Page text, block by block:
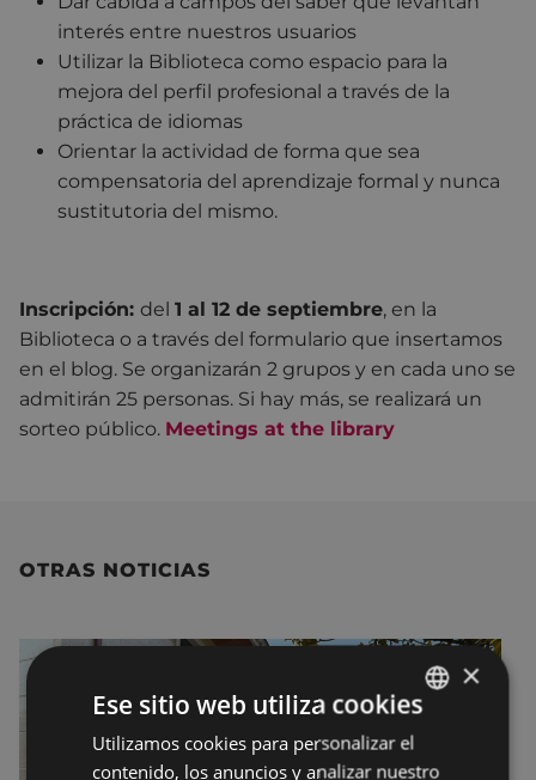
interés entre nuestros usuarios
Utilizar la Biblioteca como espacio para la
mejora del perfil profesional a través de la
práctica de idiomas
Orientar la actividad de forma que sea
compensatoria del aprendizaje formal y nunca
sustitutoria del mismo.
Inscripción: del 1 al 12 de septiembre, en la
Biblioteca o a través del formulario que insertamos
en el blog. Se organizarán 2 grupos y en cada uno se
admitirán 25 personas. Si hay más, se realizará un
sorteo público. Meetings at the library
OTRAS NOTICIAS
BASQUE
×
Ese sitio web utiliza cookies
Utilizamos cookies para personalizar el
contenido, los anuncios y analizar nuestro